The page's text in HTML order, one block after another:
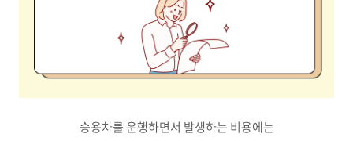
승용차를 운행하면서 발생하는 비용에는